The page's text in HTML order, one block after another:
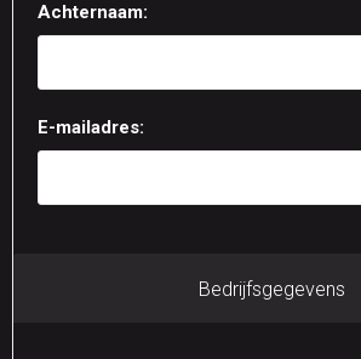
Achternaam:
E-mailadres:
Bedrijfsgegevens